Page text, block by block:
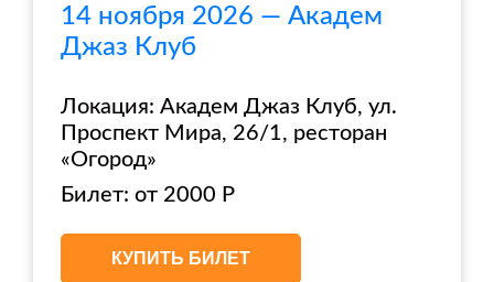
14 ноября 2026 — Академ
Джаз Клуб
Локация: Академ Джаз Клуб, ул.
Проспект Мира, 26/1, ресторан
«Огород»
Билет: от 2000 Р
КУПИТЬ БИЛЕТ